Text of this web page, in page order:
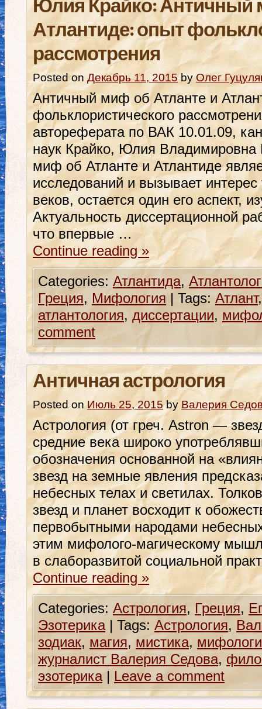
Юлия Крайко: Античный
Атлантиде: опыт
рассмотрения
Posted on Декабрь 11, 2015 by Олег
Античный миф об Атланте и
фольклористического
автореферата по ВАК 10.01.09,
наук Крайко, Юлия Владимировна
миф об Атланте и Атлантиде
исследований и вызывает
веков, остается один его аспект,
Актуальность диссертационной
что впервые …
Continue reading»
Categories: Атлантида,
Греция, Мифология | Tags: Атлант
атлантология, диссертации,
comment
Античная астрология
Posted on Июль 25, 2015 by Валерия
Астрология (от греч. Astron —
средние века широко
обозначения основанной на
звезд на земные явления
небесных телах и светилах.
звезд и планет восходит к
первобытными народами
этим мифолого-магическому
в слаборазвитой социальной
Continue reading »
Categories: Астрология, Греция,
Эзотерика | Tags: Астрология,
зодиак, магия, мистика,
журналист Валерия Седова,
эзотерика | Leave a comment